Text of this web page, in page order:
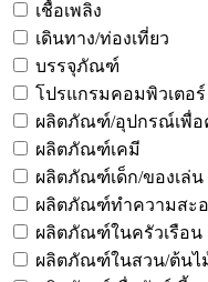
เชื้อเพลิง
เดินทาง/ท่องเที่ยว
บรรจุภัณฑ์
โปรแกรมคอมพิวเตอร์
ผลิตภัณฑ์/อุปกรณ์เพื่อ
ผลิตภัณฑ์เคมี
ผลิตภัณฑ์เด็ก/ของเล่น
ผลิตภัณฑ์ทำความสะ
ผลิตภัณฑ์ในครัวเรือน
ผลิตภัณฑ์ในสวน/ต้นไ